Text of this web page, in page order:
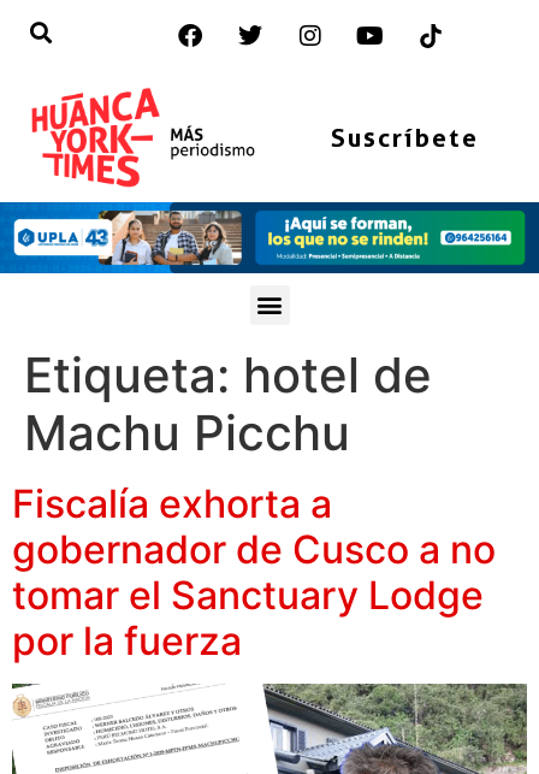
Suscríbete
Etiqueta: hotel de
Machu Picchu
Fiscalía exhorta a
gobernador de Cusco a no
tomar el Sanctuary Lodge
por la fuerza